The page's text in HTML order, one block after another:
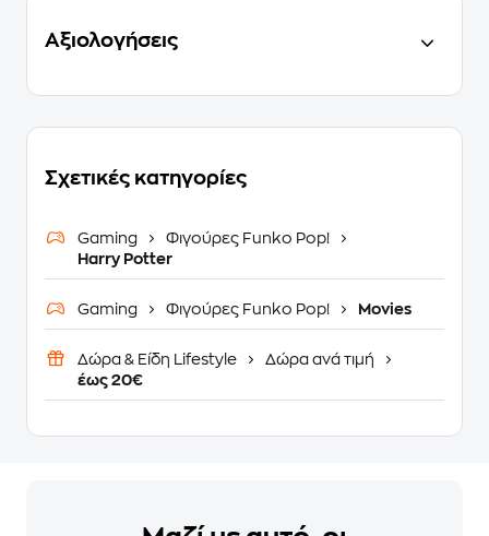
Αξιολογήσεις
Σχετικές κατηγορίες
Gaming
Φιγούρες Funko Pop!
Harry Potter
Gaming Φιγούρες Funko Pop! Movies
Δώρα & Είδη Lifestyle
Δώρα ανά τιμή
έως 20€